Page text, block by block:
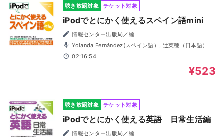
聴き放題対象 チケット対象
iPodでとにかく使えるスペイン語mini
情報センター出版局／編
Yolanda Fernández(スペイン語）, 辻菜穂（日本語）
02:16:54
¥523
聴き放題対象 チケット対象
iPodでとにかく使える英語 日常生活編
情報センター出版局／編